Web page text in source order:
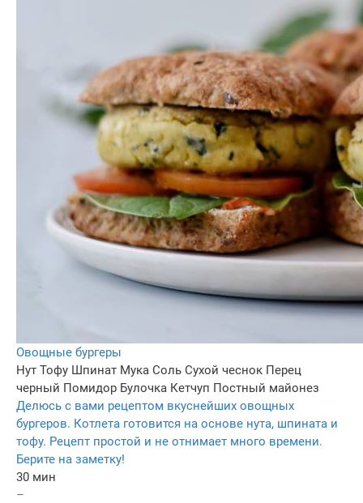
Овощные бургеры
Нут Тофу Шпинат Мука Соль Сухой чеснок Перец
черный Помидор Булочка Кетчуп Постный майонез
Делюсь с вами рецептом вкуснейших овощных
бургеров. Котлета готовится на основе нута, шпината и
тофу. Рецепт простой и не отнимает много времени.
Берите на заметку!
30 мин
–